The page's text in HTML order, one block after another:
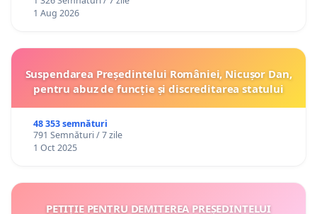
1 Aug 2026
Suspendarea Președintelui României, Nicușor Dan,
pentru abuz de funcție și discreditarea statului
48 353 semnături
791 Semnături / 7 zile
1 Oct 2025
PETIȚIE PENTRU DEMITEREA PREȘEDINTELUI